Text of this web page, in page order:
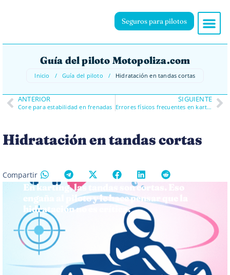
Seguros para pilotos
Guía del piloto Motopoliza.com
Inicio / Guía del piloto / Hidratación en tandas cortas
ANTERIOR
Core para estabilidad en frenadas
SIGUIENTE
Errores físicos frecuentes en karting
Hidratación en tandas cortas
Compartir
En karting, las tandas son cortas. Eso
engaña al piloto y le hace pensar que la
hidratación no es crítica.